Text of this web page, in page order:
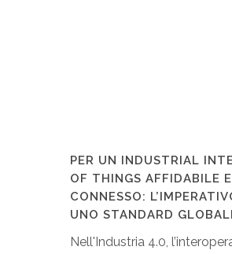
PER UN INDUSTRIAL
OF THINGS AFFIDABILE E
CONNESSO:
UNO STANDARD
Nell'Industria 4.0,